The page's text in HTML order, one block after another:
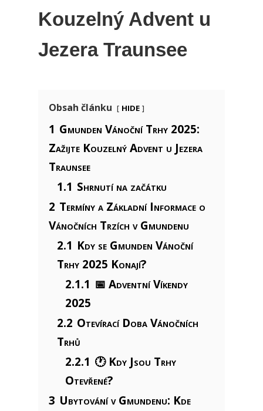
Kouzelný Advent u
Jezera Traunsee
Obsah článku
hide
1 Gmunden Vánoční Trhy 2025:
Zažijte Kouzelný Advent u Jezera
Traunsee
1.1 Shrnutí na začátku
2 Termíny a Základní Informace o
Vánočních Trzích v Gmundenu
2.1 Kdy se Gmunden Vánoční
Trhy 2025 Konají?
2.1.1 📅 Adventní Víkendy
2025
2.2 Otevírací Doba Vánočních
Trhů
2.2.1 🕐 Kdy Jsou Trhy
Otevřené?
3 Ubytování v Gmundenu: Kde